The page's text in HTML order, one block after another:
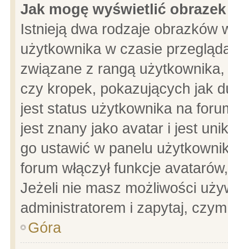
Jak mogę wyświetlić
Istnieją dwa rodzaje obrazków
użytkownika w czasie
związane z rangą
czy kropek, pokazujących jak
jest status użytkownika na
jest znany jako avatar i jest
go ustawić w panelu
forum włączył funkcje
Jeżeli nie masz możliwości
administratorem i zapytaj,
Góra